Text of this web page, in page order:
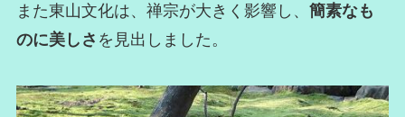
また東山文化は、禅宗が大きく影響し、 簡素なも
のに美しさ を見出しました。